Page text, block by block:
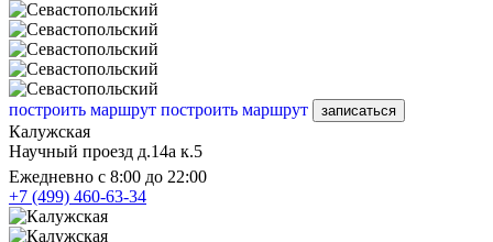
построить маршрут построить маршрут записаться
Калужская
Научный проезд д.14а к.5
Ежедневно с 8:00 до 22:00
+7 (499) 460-63-34